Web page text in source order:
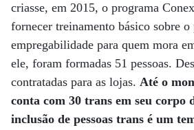
criasse, em 2015, o programa
fornecer treinamento básico sobre o
empregabilidade para quem mora
ele, foram formadas 51 pessoas.
contratadas para as lojas. Até o
conta com 30 trans em seu corpo
inclusão de pessoas trans é um